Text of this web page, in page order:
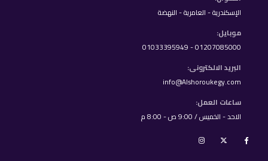
الإسكندرية - العامرية - النهضة
موبايل:
01207085000 - 01033395949
البريد الالكترونى:
info@Alshoroukegy.com
ساعات العمل:
الاحد - الخميس / 9:00 ص - 8:00 م